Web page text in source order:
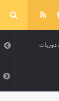
دوريات